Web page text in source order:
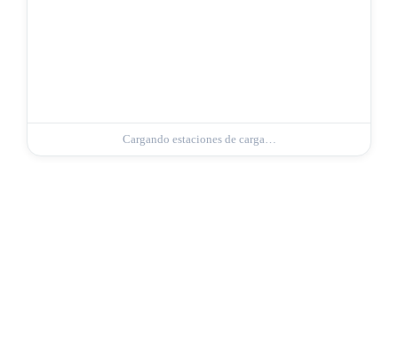
Cargando estaciones de carga…